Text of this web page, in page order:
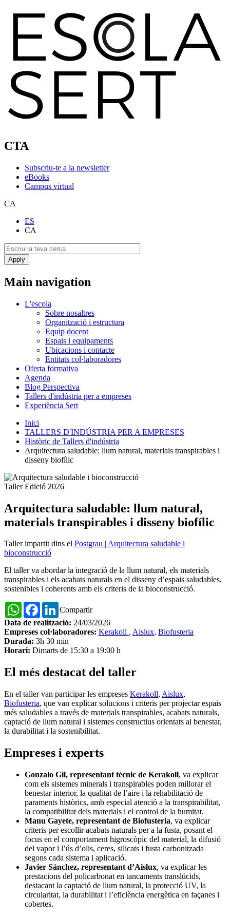
CTA
Subscriu-te a la newsletter
eBooks
Campus virtual
CA
ES
CA
Main navigation
L'escola
Sobre nosaltres
Organització i estructura
Equip docent
Espais i equipaments
Ubicacions i contacte
Entitats col·laboradores
Oferta formativa
Agenda
Blog Perspectiva
Tallers d'indústria per a empreses
Experiència Sert
Inici
TALLERS D'INDÚSTRIA PER A EMPRESES
Històric de Tallers d'indústria
Arquitectura saludable: llum natural, materials transpirables i
disseny biofílic
TallerEdició 2026
Arquitectura saludable: llum natural,
materials transpirables i disseny biofílic
Taller impartit dins el Postgrau | Arquitectura saludable i
bioconstrucció
El taller va abordar la integració de la llum natural, els materials
transpirables i els acabats naturals en el disseny d’espais saludables,
sostenibles i coherents amb els criteris de la bioconstrucció.
Compartir
WhatsAppFacebookLinkedIn
Data de realització: 24/03/2026
Empreses col·laboradores: Kerakoll , Aislux, Biofusteria
Durada: 3h 30 min
Horari: Dimarts de 15:30 a 19:00 h
El més destacat del taller
En el taller van participar les empreses Kerakoll, Aislux,
Biofusteria, que van explicar solucions i criteris per projectar espais
més saludables a través de materials transpirables, acabats naturals,
captació de llum natural i sistemes constructius orientats al benestar,
la durabilitat i la sostenibilitat.
Empreses i experts
Gonzalo Gil, representant tècnic de Kerakoll, va explicar
com els sistemes minerals i transpirables poden millorar el
benestar interior, la qualitat de l’aire i la rehabilitació de
paraments històrics, amb especial atenció a la transpirabilitat,
la compatibilitat dels materials i el control de la humitat.
Manu Gayete, representant de Biofusteria, va explicar
criteris per escollir acabats naturals per a la fusta, posant el
focus en el comportament higroscòpic del material, la difusió
del vapor i l’ús d’olis, ceres, silicats i fusta carbonitzada
segons cada sistema i aplicació.
Javier Sánchez, representant d’Aislux, va explicar les
prestacions del policarbonat en tancaments translúcids,
destacant la captació de llum natural, la protecció UV, la
circularitat, la durabilitat i l’eficiència energètica en façanes i
cobertes.